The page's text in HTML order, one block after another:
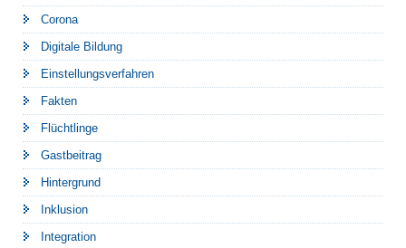
Corona
Digitale Bildung
Einstellungsverfahren
Fakten
Flüchtlinge
Gastbeitrag
Hintergrund
Inklusion
Integration